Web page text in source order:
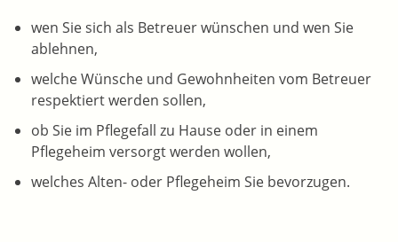
wen Sie sich als Betreuer wünschen und wen Sie
ablehnen,
welche Wünsche und Gewohnheiten vom Betreuer
respektiert werden sollen,
ob Sie im Pflegefall zu Hause oder in einem
Pflegeheim versorgt werden wollen,
welches Alten- oder Pflegeheim Sie bevorzugen.